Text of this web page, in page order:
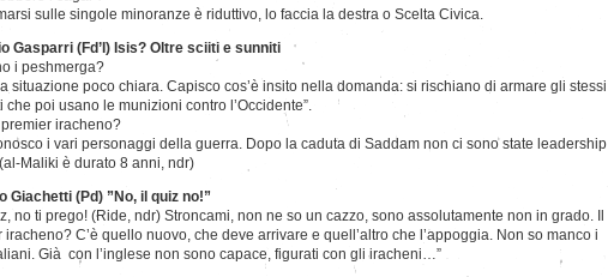
sulle singole minoranze è riduttivo, lo faccia la destra o Scelta Civica.
Gasparri (Fd’I) Isis? Oltre sciiti e sunniti
i peshmerga?
situazione poco chiara. Capisco cos’è insito nella domanda: si rischiano di armare gli stessi
che poi usano le munizioni contro l’Occidente”.
iracheno?
i vari personaggi della guerra. Dopo la caduta di Saddam non ci sono state leadership
Maliki è durato 8 anni, ndr)
Giachetti (Pd) ”No, il quiz no!”
no ti prego! (Ride, ndr) Stroncami, non ne so un cazzo, sono assolutamente non in grado. Il
iracheno? C’è quello nuovo, che deve arrivare e quell’altro che l’appoggia. Non so manco i
Già con l’inglese non sono capace, figurati con gli iracheni…”